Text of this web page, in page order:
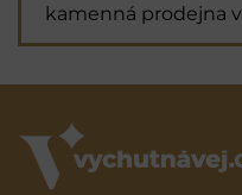
kamenná prodejna v